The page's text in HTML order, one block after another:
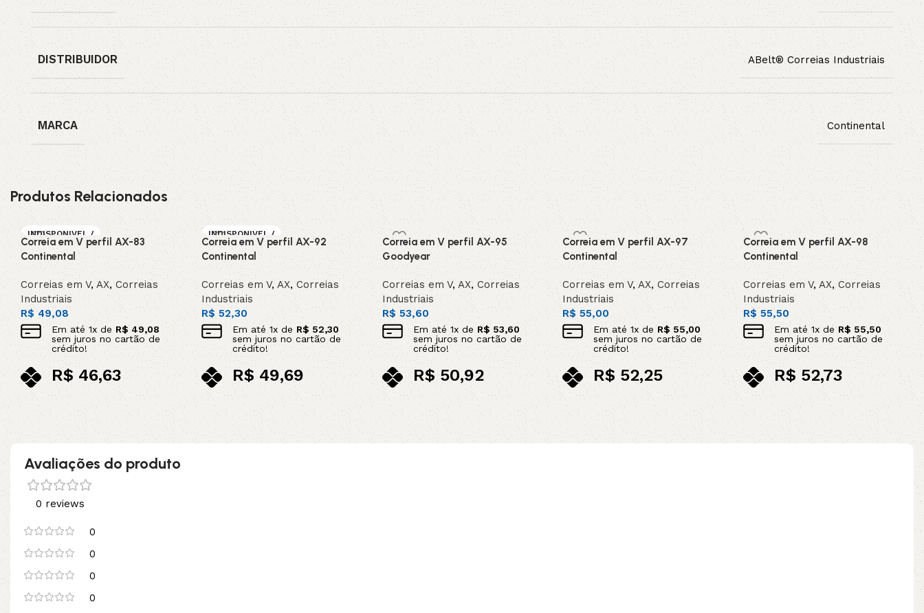
DISTRIBUIDOR ABelt® Correias Industriais
MARCA Continental
Produtos Relacionados
INDISPONIVEL /
SOB ENCOMEN
DA
Correia em V perfil AX-83
Continental
Correias em V,AX,Correias
Industriais
R$49,08
Em até1x de R$49,08
sem juros no cartão de
crédito!
R$46,63
no pix
Leia mais
INDISPONIVEL /
SOB ENCOMEN
DA
Correia em V perfil AX-92
Continental
Correias em V, AX, Correias
Industriais
R$ 52,30
Em até 1x de R$ 52,30
sem juros no cartão de
crédito!
R$49,69
no pix
Leia mais
Correia em V perfil AX-95
Goodyear
Correias em V, AX, Correias
Industriais
R$ 53,60
Em até 1x de R$53,60
sem juros no cartão de
crédito!
R$50,92
no pix
Adicionar ao carrinho
Correia em V perfil AX-97
Continental
Correias em V,AX,Correias
Industriais
R$ 55,00
Em até1x deR$ 55,00
sem juros no cartão de
crédito!
R$52,25
no pix
Adicionar ao carrinho
Correia em V perfil AX-98
Continental
Correias em V,AX,Correias
Industriais
R$ 55,50
Em até1x de R$ 55,50
sem juros no cartão de
crédito!
R$52,73
no pix
Adicionar ao carrinho
Avaliações do produto
0 reviews
0
0
0
0